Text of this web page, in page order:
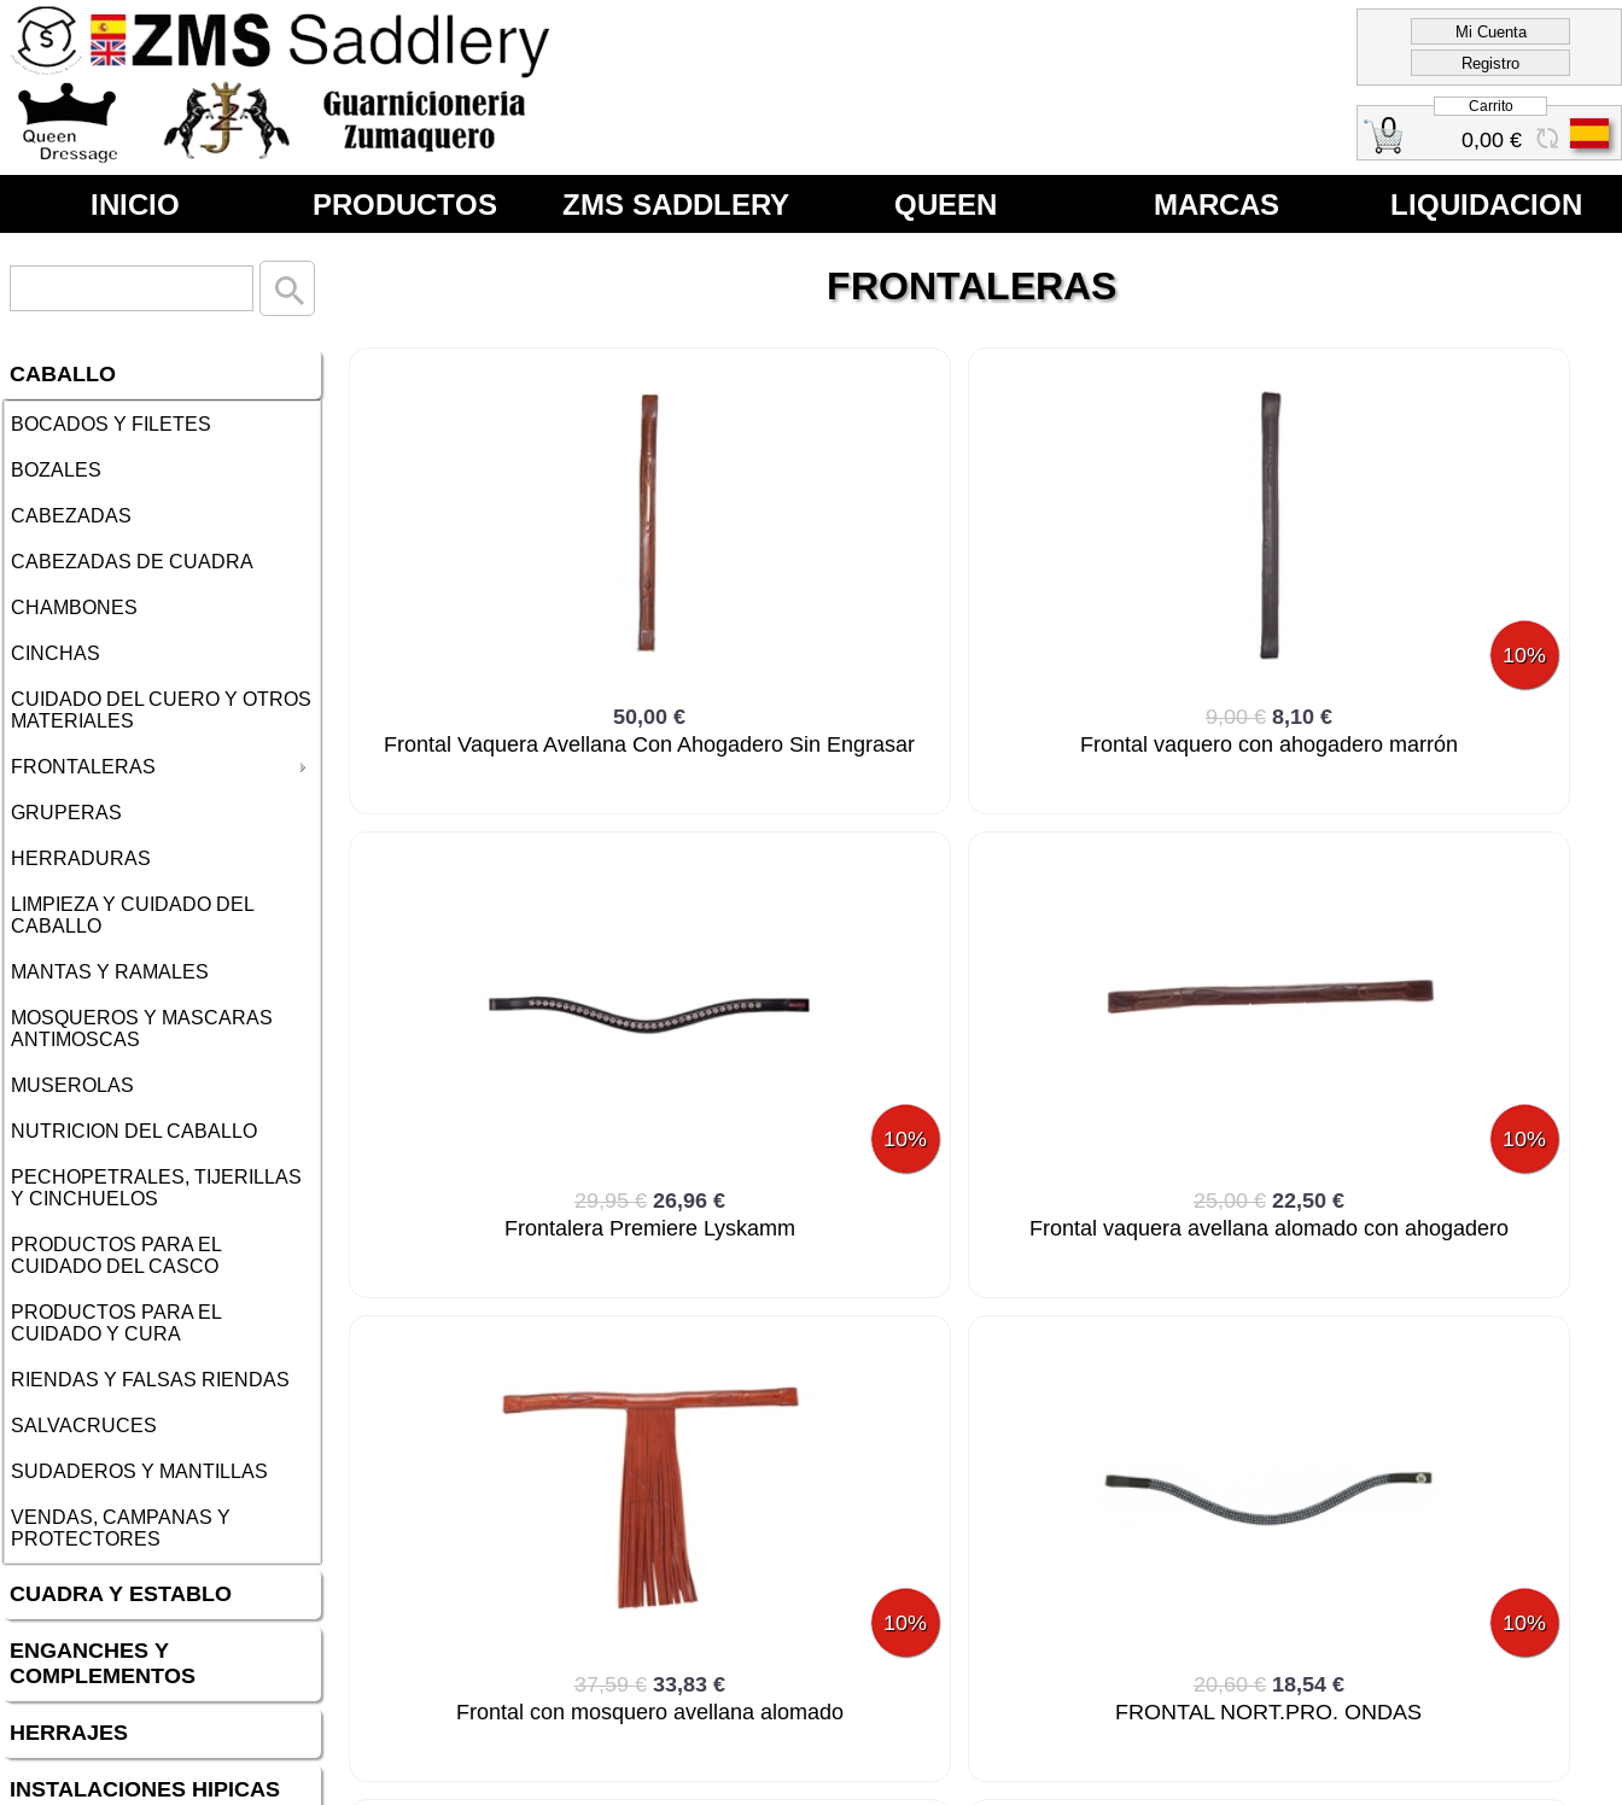
Tienda Oficial Zms Saddlery
0 0,00 €
Carrito
INICIO PRODUCTOS ZMS SADDLERY
QUEEN
DRESSAGE
MARCAS LIQUIDACION
CABALLO
BOCADOS Y FILETES
BOZALES
CABEZADAS
CABEZADAS DE CUADRA
CHAMBONES
CINCHAS
CUIDADO DEL CUERO Y OTROS
MATERIALES
FRONTALERAS
GRUPERAS
HERRADURAS
LIMPIEZA Y CUIDADO DEL
CABALLO
MANTAS Y RAMALES
MOSQUEROS Y MASCARAS
ANTIMOSCAS
MUSEROLAS
NUTRICION DEL CABALLO
PECHOPETRALES, TIJERILLAS
Y CINCHUELOS
PRODUCTOS PARA EL
CUIDADO DEL CASCO
PRODUCTOS PARA EL
CUIDADO Y CURA
RIENDAS Y FALSAS RIENDAS
SALVACRUCES
SUDADEROS Y MANTILLAS
VENDAS, CAMPANAS Y
PROTECTORES
CUADRA Y ESTABLO
ENGANCHES Y
COMPLEMENTOS
HERRAJES
INSTALACIONES HIPICAS
FRONTALERAS
50,00 €
Frontal Vaquera Avellana Con Ahogadero Sin Engrasar
10%
9,00 € 8,10 €
Frontal vaquero con ahogadero marrón
10%
29,95 € 26,96 €
Frontalera Premiere Lyskamm
10%
25,00 € 22,50 €
Frontal vaquera avellana alomado con ahogadero
10%
37,59 € 33,83 €
Frontal con mosquero avellana alomado
10%
20,60 € 18,54 €
FRONTAL NORT.PRO. ONDAS